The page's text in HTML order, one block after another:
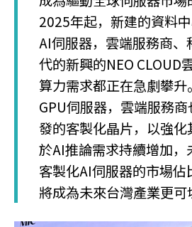
2025年起，新建的資料
AI伺服器，雲端服務商
代的新興的NEO CLOUD
算力需求都正在急劇攀
GPU伺服器，雲端服務
發的客製化晶片，以強
於AI推論需求持續增加，
客製化AI伺服器的市場佔
將成為未來台灣產業更可